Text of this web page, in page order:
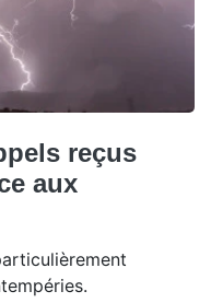
reçus
aux